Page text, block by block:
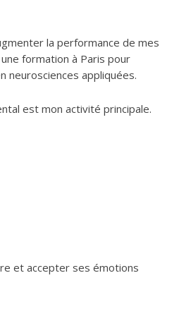
la performance de mes
formation à Paris pour
neurosciences appliquées.
est mon activité principale.
et accepter ses émotions